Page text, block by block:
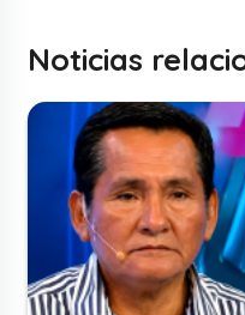
Noticias